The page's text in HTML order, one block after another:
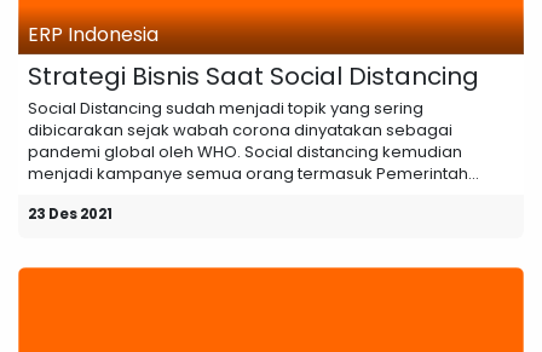
ERP Indonesia
Strategi Bisnis Saat Social Distancing
Social Distancing sudah menjadi topik yang sering
dibicarakan sejak wabah corona dinyatakan sebagai
pandemi global oleh WHO. Social distancing kemudian
menjadi kampanye semua orang termasuk Pemerintah...
23 Des 2021